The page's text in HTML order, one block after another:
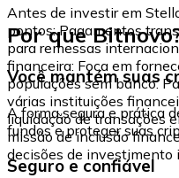
Antes de investir em
pontos: Pagamentos
para remessas
financeira: Foca em
populações sem banco.
várias instituições
liquidação de transações
missão de inclusão
decisões de investimento
Por que
Você mantém suas
A forma segura e prática
fundos e proteger suas
Seguro e confiável